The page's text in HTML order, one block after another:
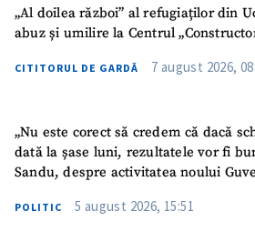
„Al doilea război” al refugiaților din
abuz și umilire la Centrul
CITITORUL DE GARDĂ 7 august 2026,
„Nu este corect să credem că dacă
dată la șase luni, rezultatele vor fi
Sandu, despre activitatea noului
POLITIC 5 august 2026, 15:51